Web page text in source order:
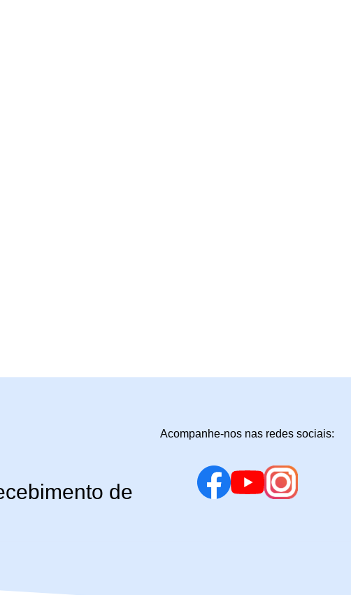
de
Acompanhe-nos nas redes sociais: